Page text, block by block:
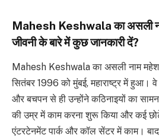
Mahesh Keshwala का असली
जीवनी के बारे में कुछ जानकारी दें?
Mahesh Keshwala का असली नाम
सितंबर 1996 को मुंबई, महाराष्ट्र में हुआ। वे
और बचपन से ही उन्होंने कठिनाइयों का
की उम्र में काम करना शुरू किया और कई
एंटरटेनमेंट पार्क और कॉल सेंटर में काम।